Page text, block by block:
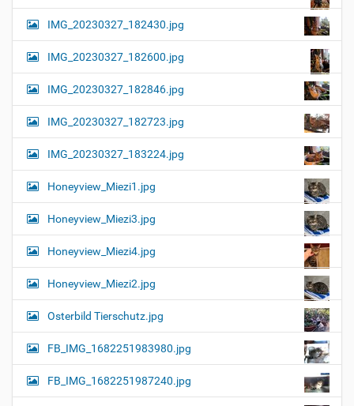
IMG_20230327_182430.jpg
IMG_20230327_182600.jpg
IMG_20230327_182846.jpg
IMG_20230327_182723.jpg
IMG_20230327_183224.jpg
Honeyview_Miezi1.jpg
Honeyview_Miezi3.jpg
Honeyview_Miezi4.jpg
Honeyview_Miezi2.jpg
Osterbild Tierschutz.jpg
FB_IMG_1682251983980.jpg
FB_IMG_1682251987240.jpg